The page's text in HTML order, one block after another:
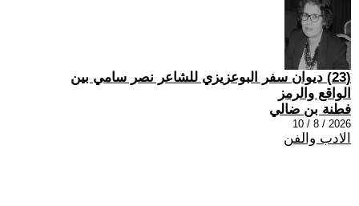
(23) ديوان سفر البوعزيزي للشاعر نصر سامي بين
الواقع والرمز
فطنة بن ضالي
2026 / 8 / 10
الادب والفن